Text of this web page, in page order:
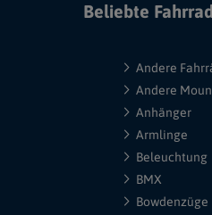
Beliebte
Andere
Andere
Anhänger
Armlinge
Beleuchtung
BMX
Bowdenzüge